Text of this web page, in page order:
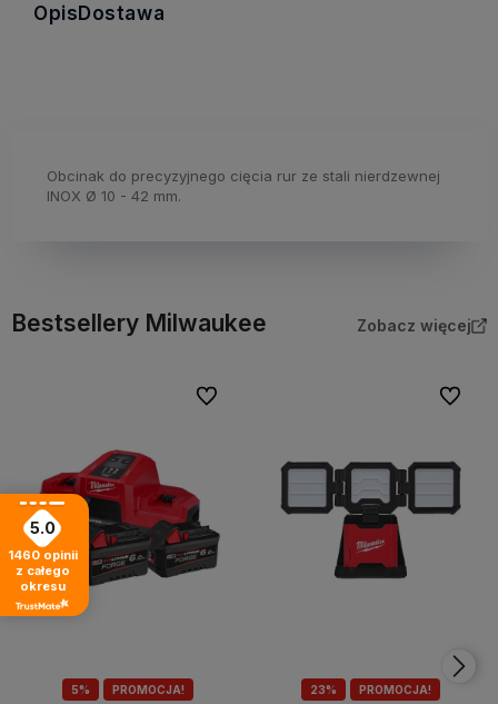
OpisDostawa
Obcinak do precyzyjnego cięcia rur ze stali nierdzewnej
INOX Ø 10 - 42 mm.
Bestsellery Milwaukee Zobacz więcej
5% PROMOCJA!
Do ulubionych
23% PROMOCJA!
Do
5.0
1460 opinii
z całego
okresu